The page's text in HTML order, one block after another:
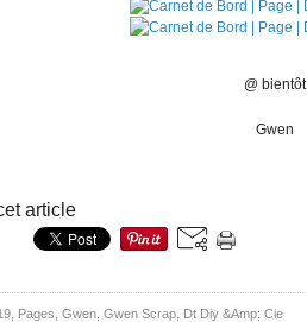
@ bientôt
Gwen
article
Pages Gwen Gwen Scrap Dt Diy &Amp; Cie